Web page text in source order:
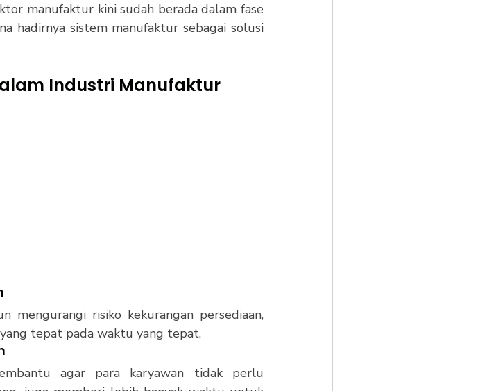
manufaktur kini sudah berada dalam fase
hadirnya sistem manufaktur sebagai solusi
Industri Manufaktur
mengurangi risiko kekurangan persediaan,
tepat pada waktu yang tepat.
agar para karyawan tidak perlu